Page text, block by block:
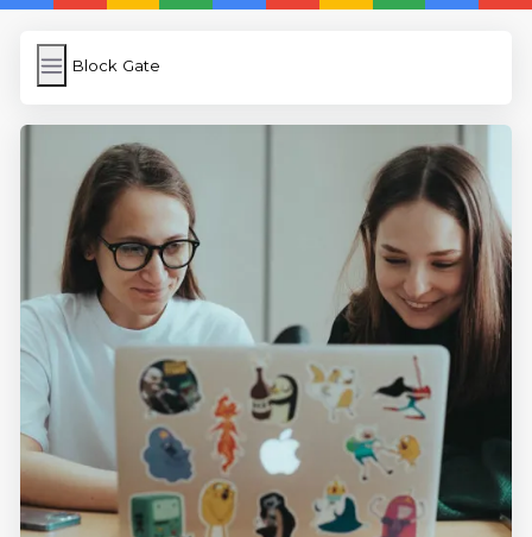
Block Gate
Block Gate
Subir Imagen
Wordpress Cache
Anasayfa
5 Günde İngilizce
İngilizce
Dil Eğitimi
En Hızlı İngilizce
En Kolay İngilizce